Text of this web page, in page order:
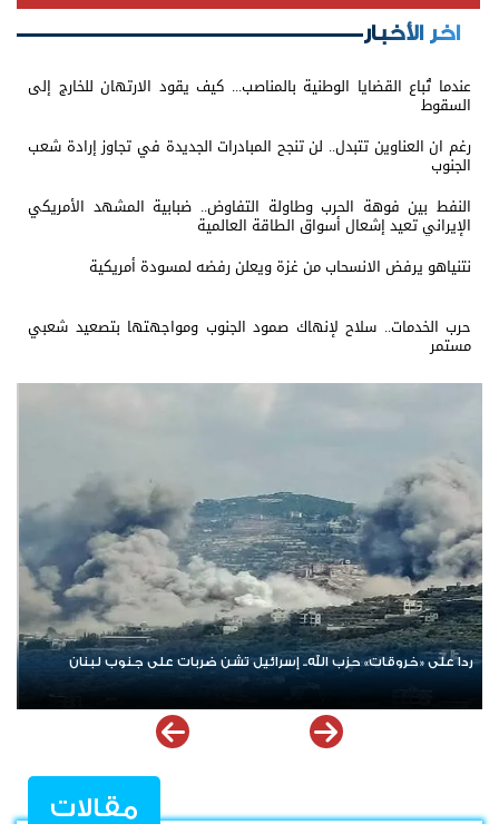
اخر الأخبار
عندما تُباع القضايا الوطنية بالمناصب... كيف يقود الارتهان للخارج إلى
السقوط
رغم ان العناوين تتبدل.. لن تنجح المبادرات الجديدة في تجاوز إرادة شعب
الجنوب
النفط بين فوهة الحرب وطاولة التفاوض.. ضبابية المشهد الأمريكي
الإيراني تعيد إشعال أسواق الطاقة العالمية
نتنياهو يرفض الانسحاب من غزة ويعلن رفضه لمسودة أمريكية
حرب الخدمات.. سلاح لإنهاك صمود الجنوب ومواجهتها بتصعيد شعبي
مستمر
الإمارات ترسخ دعم الموهوبين والمبدعين العرب عبر مبادرات نوعية
مقالات